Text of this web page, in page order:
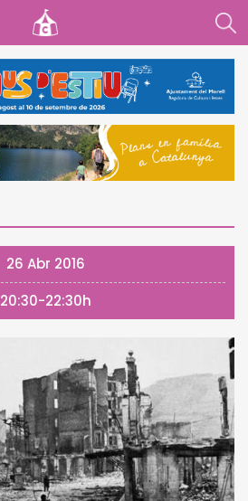
26 Abr 2016
20:30-22:30h